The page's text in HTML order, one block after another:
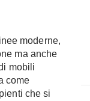
moderne,
ma anche
mobili
come
che si